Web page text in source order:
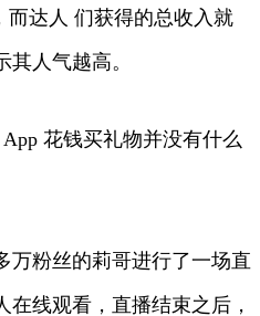
而达人 们获得的总收入就
人气越高。
花钱买礼物并没有什么
万粉丝的莉哥进行了一场直
在线观看，直播结束之后，